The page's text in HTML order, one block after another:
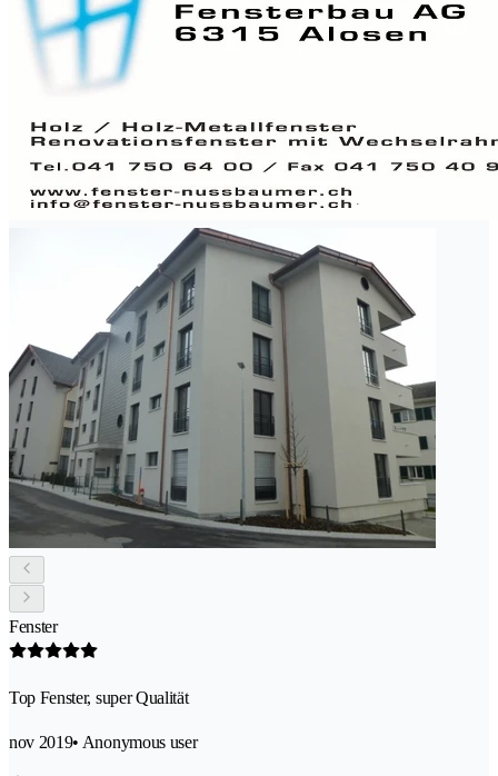
Fenster
Top Fenster, super Qualität
nov 2019• Anonymous user